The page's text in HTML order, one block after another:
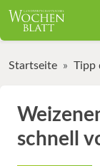
Startseite Tipp
schnell